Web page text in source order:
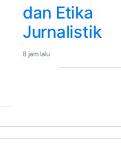
dan Etika
Jurnalistik
8 jam lalu